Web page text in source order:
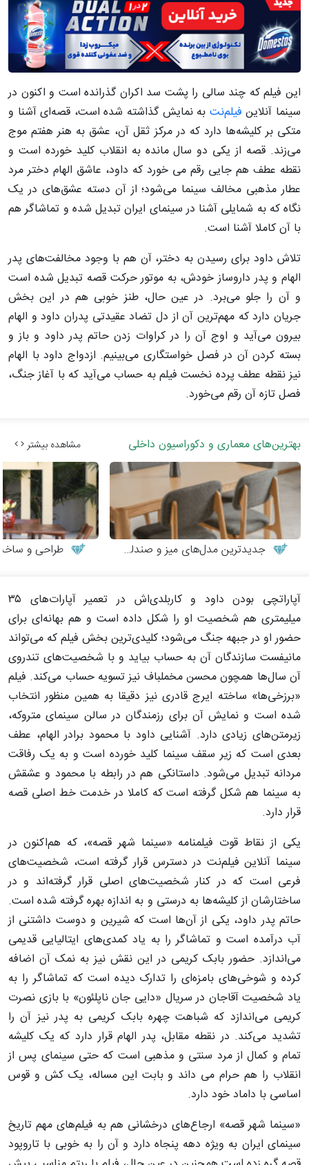
این فیلم که چند سالی را پشت سد اکران گذرانده است و اکنون در
سینما آنلاین فیلم‌نت به نمایش گذاشته شده است، قصه‌ای آشنا و
متکی بر کلیشه‌ها دارد که در مرکز ثقل آن، عشق به هنر هفتم موج
می‌زند. قصه از یکی دو سال مانده به انقلاب کلید خورده است و
نقطه عطف هم جایی رقم می خورد که داود، عاشق الهام دختر مرد
عطار مذهبی مخالف سینما می‌شود؛ از آن دسته عشق‌های در یک
نگاه‌ که به شمایلی آشنا در سینمای ایران تبدیل شده و تماشاگر هم
با آن کاملا آشنا است.
تلاش داود برای رسیدن به دختر، آن هم با وجود مخالفت‌های پدر
الهام و پدر داروساز خودش، به موتور حرکت قصه تبدیل شده است
و آن را جلو می‌برد. در عین حال، طنز خوبی هم در این بخش
جریان دارد که مهم‌ترین آن از دل تضاد عقیدتی پدران داود و الهام
بیرون می‌آید و اوج آن را در کراوات زدن حاتم پدر داود و باز و
بسته کردن آن در فصل خواستگاری می‌بینیم. ازدواج داود با الهام
نیز نقطه عطف پرده نخست فیلم به حساب می‌آید که با آغاز جنگ،
فصل تازه‌ آن رقم می‌خورد.
بهترین‌های معماری و دکوراسیون داخلی مشاهده بیشتر
جدیدترین مدل‌های میز و صندلی چوبی مدرن طراحی و ساخت
آپاراتچی بودن داود و کاربلد‌ی‌اش در تعمیر آپارات‌های ۳۵
میلیمتری هم شخصیت او را شکل داده است و هم بهانه‌ای برای
حضور او در جبهه جنگ می‌شود؛ کلیدی‌ترین بخش فیلم که می‌تواند
مانیفست سازندگان آن به حساب بیاید و با شخصیت‌های تندروی
آن سال‌ها همچون محسن مخملباف نیز تسویه حساب می‌کند. فیلم
«برزخی‌ها» ساخته ایرج قادری نیز دقیقا به همین منظور انتخاب
شده است و نمایش آن برای رزمندگان در سالن سینمای متروکه،
زیرمتن‌های زیادی دارد. آشنایی داود با محمود برادر الهام، عطف
بعدی است که زیر سقف سینما کلید خورده است و به یک رفاقت
مردانه تبدیل می‌شود. داستانکی هم در رابطه با محمود و عشقش
به سینما هم شکل گرفته است که کاملا در خدمت خط اصلی قصه
قرار دارد.
یکی از نقاط قوت فیلمنامه «سینما شهر قصه»، که هم‌اکنون در
سینما آنلاین فیلم‌نت در دسترس قرار گرفته است، شخصیت‌های
فرعی است که در کنار شخصیت‌های اصلی قرار گرفته‌اند و در
ساختارشان از کلیشه‌ها به درستی و به اندازه بهره گرفته شده است.
حاتم پدر داود، یکی از آن‌ها است که شیرین و دوست داشتنی از
آب درآمده است و تماشاگر را به یاد کمدی‌های ایتالیایی قدیمی
می‌اندازد. حضور بابک کریمی در این نقش نیز به نمک آن اضافه
کرده و شوخی‌های بامزه‌ای را تدارک دیده است که تماشاگر را به
یاد شخصیت آقاجان در سریال «دایی جان ناپلئون» با بازی نصرت
کریمی می‌اندازد که شباهت چهره بابک کریمی به پدر نیز آن را
تشدید می‌کند. در نقطه مقابل، پدر الهام قرار دارد که یک کلیشه
تمام و کمال از مرد سنتی و مذهبی است که حتی سینمای پس از
انقلاب را هم حرام می داند و بابت این مساله، یک کش و قوس
اساسی با داماد خود دارد.
«سینما شهر قصه» ارجاع‌های درخشانی هم به فیلم‌های مهم تاریخ
سینمای ایران به ویژه دهه پنجاه دارد و آن را به خوبی با تاروپود